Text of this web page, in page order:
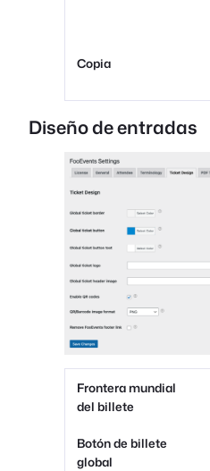
Copia
Diseño de entradas
Frontera mundial
del billete
Botón de billete
global